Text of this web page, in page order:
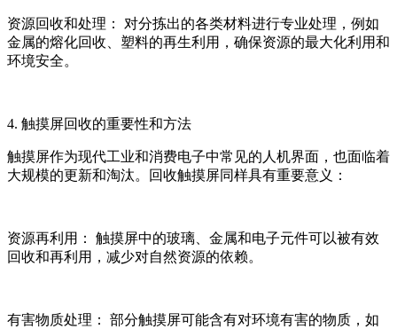
资源回收和处理： 对分拣出的各类材料进行专业处理，例如
金属的熔化回收、塑料的再生利用，确保资源的最大化利用和
环境安全。
4. 触摸屏回收的重要性和方法
触摸屏作为现代工业和消费电子中常见的人机界面，也面临着
大规模的更新和淘汰。回收触摸屏同样具有重要意义：
资源再利用： 触摸屏中的玻璃、金属和电子元件可以被有效
回收和再利用，减少对自然资源的依赖。
有害物质处理： 部分触摸屏可能含有对环境有害的物质，如